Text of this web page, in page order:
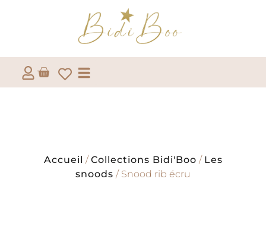
Accueil /Collections Bidi'Boo / Les
snoods / Snood rib écru